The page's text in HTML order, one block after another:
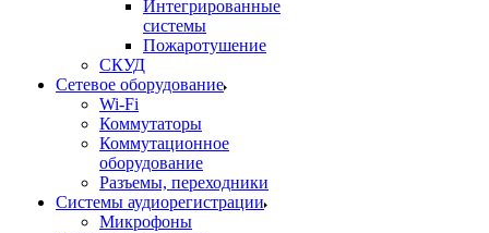
Интегрированные
системы
Пожаротушение
СКУД
Сетевое оборудование
Wi-Fi
Коммутаторы
Коммутационное
оборудование
Разъемы, переходники
Системы аудиорегистрации
Микрофоны